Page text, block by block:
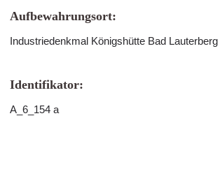
Aufbewahrungsort:
Industriedenkmal Königshütte Bad
Identifikator:
A_6_154 a